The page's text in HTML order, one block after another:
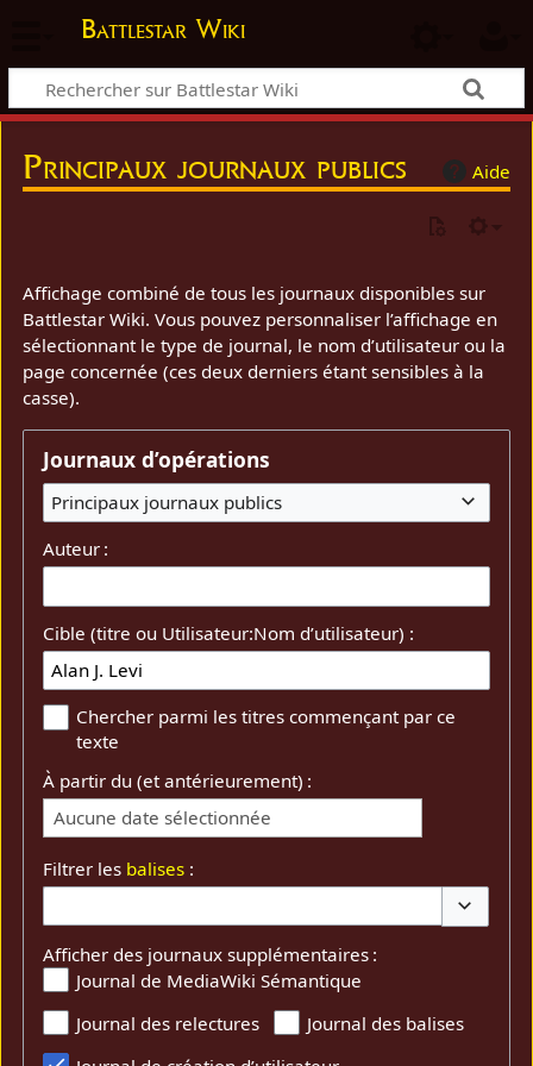
Battlestar Wiki
Aide
Principaux journaux publics
Affichage combiné de tous les journaux disponibles sur
Battlestar Wiki. Vous pouvez personnaliser l’affichage en
sélectionnant le type de journal, le nom d’utilisateur ou la
page concernée (ces deux derniers étant sensibles à la
casse).
Journaux d’opérations
Principaux journaux publics
Auteur :
Cible (titre ou Utilisateur:Nom d’utilisateur) :
Chercher parmi les titres commençant par ce
texte
À partir du (et antérieurement) :
Aucune date sélectionnée
Filtrer les balises :
Afficher des journaux supplémentaires :
Journal de MediaWiki Sémantique
Journal des relectures
Journal des balises